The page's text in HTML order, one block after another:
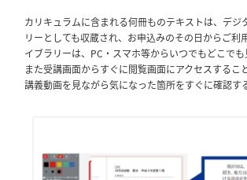
カリキュラムに含まれる何冊ものテキストは、デジ
リーとしても収蔵され、お申込みのその日からご利
イブラリーは、PC・スマホ等からいつでもどこでも
また受講画面からすぐに閲覧画面にアクセスするこ
講義動画を見ながら気になった箇所をすぐに確認す